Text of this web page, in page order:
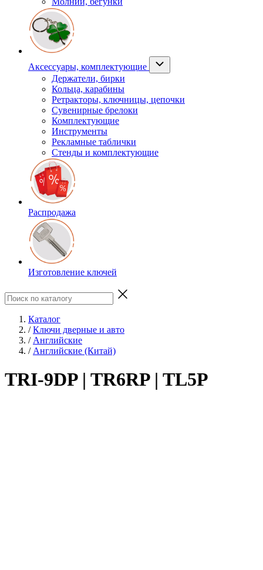
Аксессуары, комплектующие
Держатели, бирки
Кольца, карабины
Ретракторы, ключницы, цепочки
Сувенирные брелоки
Комплектующие
Инструменты
Рекламные таблички
Стенды и комплектующие
Распродажа
Изготовление ключей
Каталог
/ Ключи дверные и авто
/ Английские
/ Английские (Китай)
TRI-9DP | TR6RP | TL5P